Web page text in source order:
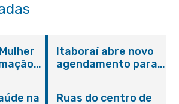
Itaboraí abre novo
agendamento para
na
Ruas do centro de